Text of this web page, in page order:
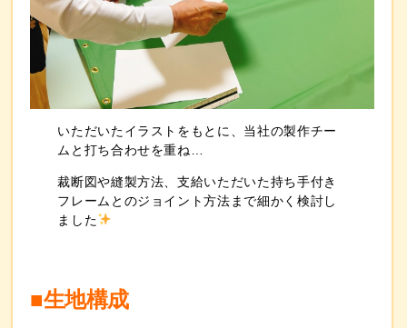
いただいたイラストをもとに、当社の製作チー
ムと打ち合わせを重ね…
裁断図や縫製方法、支給いただいた持ち手付き
フレームとのジョイント方法まで細かく検討し
ました
■生地構成